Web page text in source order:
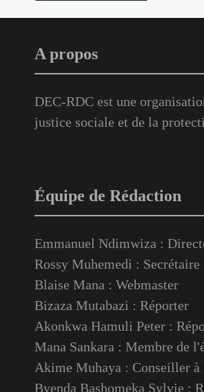
A propos
DEC-RDC est une
justice sociale et de la
Équipe de Rédaction
Emmanuel Ndimwiza :
Rossy Muhemedi : Secrétaire
Blaise Mana : Webmaster
Bizaza Mutabazi : Réporter
Akonkwa Hamuli Peter :
Mana Sankara : Membre de
Akime Muhaya : Conseiller à
Byenda Bashomeka Sylvie :